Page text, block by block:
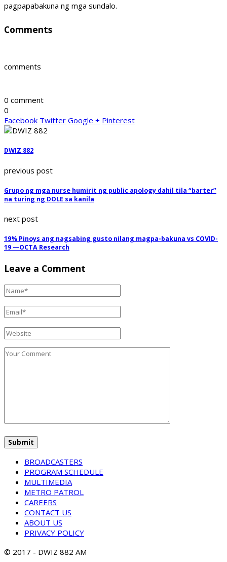
pagpapabakuna ng mga sundalo.
Comments
comments
0 comment
0
Facebook Twitter Google + Pinterest
DWIZ 882
previous post
Grupo ng mga nurse humirit ng public apology dahil tila “barter”
na turing ng DOLE sa kanila
next post
19% Pinoys ang nagsabing gusto nilang magpa-bakuna vs COVID-
19 —OCTA Research
Leave a Comment
BROADCASTERS
PROGRAM SCHEDULE
MULTIMEDIA
METRO PATROL
CAREERS
CONTACT US
ABOUT US
PRIVACY POLICY
© 2017 - DWIZ 882 AM